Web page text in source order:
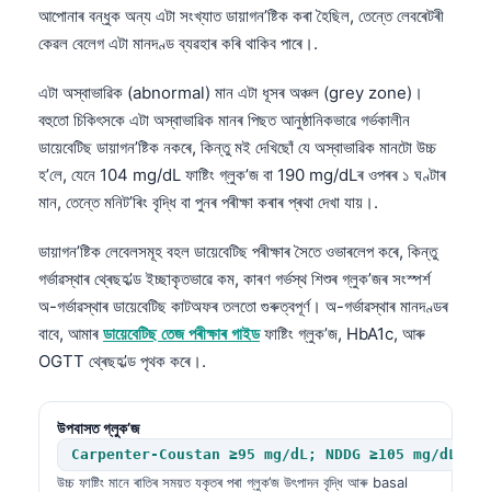
আপোনাৰ বন্ধুক অন্য এটা সংখ্যাত ডায়াগন’ষ্টিক কৰা হৈছিল, তেন্তে লেবৰেটৰী
কেৱল বেলেগ এটা মানদণ্ড ব্যৱহাৰ কৰি থাকিব পাৰে।.
এটা অস্বাভাৱিক (abnormal) মান এটা ধূসৰ অঞ্চল (grey zone)।
বহুতো চিকিৎসকে এটা অস্বাভাৱিক মানৰ পিছত আনুষ্ঠানিকভাৱে গৰ্ভকালীন
ডায়েবেটিছ ডায়াগন’ষ্টিক নকৰে, কিন্তু মই দেখিছোঁ যে অস্বাভাৱিক মানটো উচ্চ
হ’লে, যেনে 104 mg/dL ফাষ্টিং গ্লুক’জ বা 190 mg/dLৰ ওপৰৰ ১ ঘণ্টাৰ
মান, তেন্তে মনিট’ৰিং বৃদ্ধি বা পুনৰ পৰীক্ষা কৰাৰ প্ৰথা দেখা যায়।.
ডায়াগন’ষ্টিক লেবেলসমূহ বহল ডায়েবেটিছ পৰীক্ষাৰ সৈতে ওভাৰলেপ কৰে, কিন্তু
গৰ্ভাৱস্থাৰ থ্ৰেছহ’ল্ড ইচ্ছাকৃতভাৱে কম, কাৰণ গৰ্ভস্থ শিশুৰ গ্লুক’জৰ সংস্পৰ্শ
অ-গৰ্ভাৱস্থাৰ ডায়েবেটিছ কাটঅফৰ তলতো গুৰুত্বপূৰ্ণ। অ-গৰ্ভাৱস্থাৰ মানদণ্ডৰ
বাবে, আমাৰ ডায়েবেটিছ তেজ পৰীক্ষাৰ গাইডফাষ্টিং গ্লুক’জ, HbA1c, আৰু
OGTT থ্ৰেছহ’ল্ড পৃথক কৰে।.
উপবাসত গ্লুক’জ
Carpenter-Coustan ≥95 mg/dL; NDDG ≥105 mg/dL
উচ্চ ফাষ্টিং মানে ৰাতিৰ সময়ত যকৃতৰ পৰা গ্লুক’জ উৎপাদন বৃদ্ধি আৰু basal